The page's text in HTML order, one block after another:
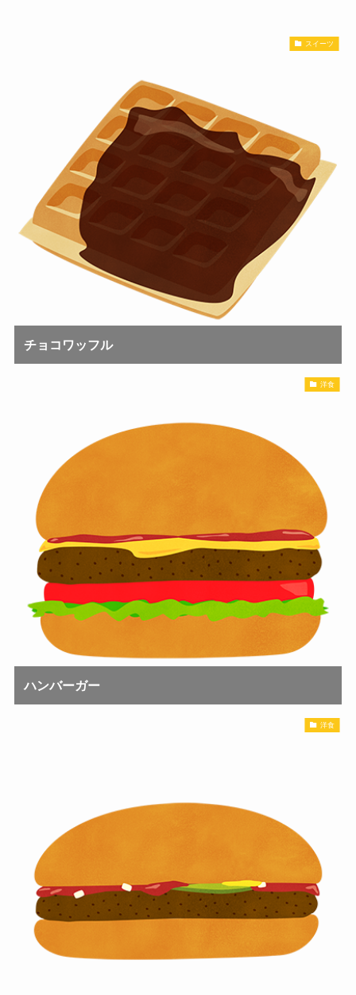
スイーツ
チョコワッフル
洋食
ハンバーガー
洋食